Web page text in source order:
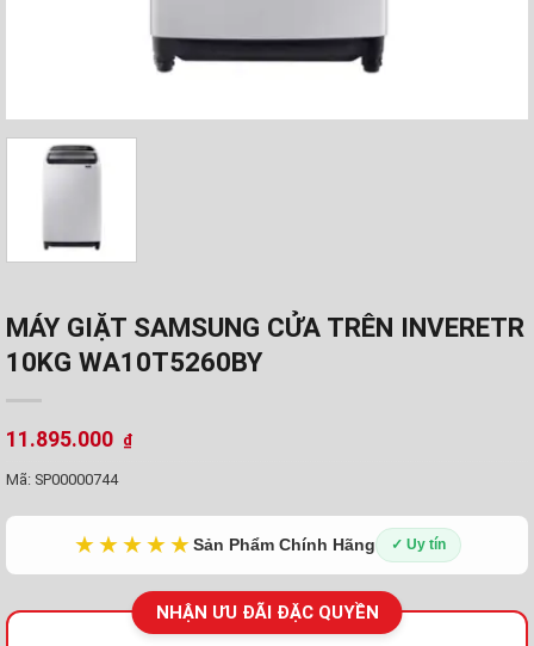
MÁY GIẶT SAMSUNG CỬA TRÊN INVERETR
10KG WA10T5260BY
11.895.000 ₫
Mã: SP00000744
★★★★★Sản Phẩm Chính Hãng ✓ Uy tín
NHẬN ƯU ĐÃI ĐẶC QUYỀN